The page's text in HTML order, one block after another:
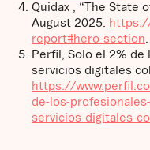
Quidax , “The State
August 2025.
report#hero-section
Perfil, Solo el 2%
servicios digitales
https://
de-los-
servicios-digitales-